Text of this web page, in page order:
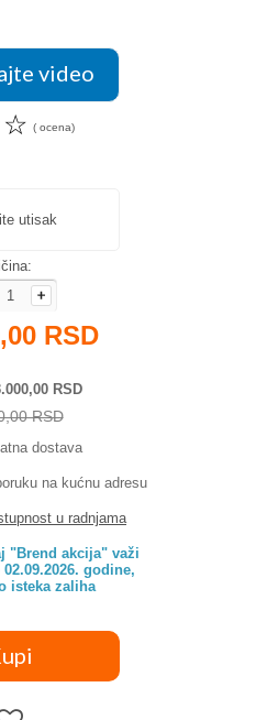
video
☆ ( ocena)
utisak
RSD
RSD
RSD
dostava
na kućnu adresu
u radnjama
"Brend akcija" važi
godine,
isteka zaliha